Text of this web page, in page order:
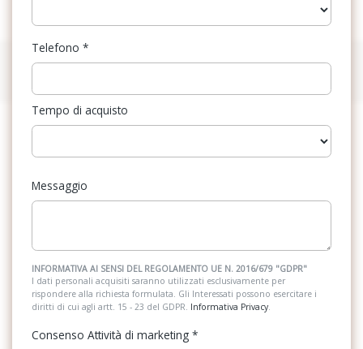
Telefono *
Tempo di acquisto
Messaggio
INFORMATIVA AI SENSI DEL REGOLAMENTO UE N. 2016/679 "GDPR"
I dati personali acquisiti saranno utilizzati esclusivamente per
rispondere alla richiesta formulata. Gli Interessati possono esercitare i
diritti di cui agli artt. 15 - 23 del GDPR. Informativa Privacy
Consenso Attività di marketing *